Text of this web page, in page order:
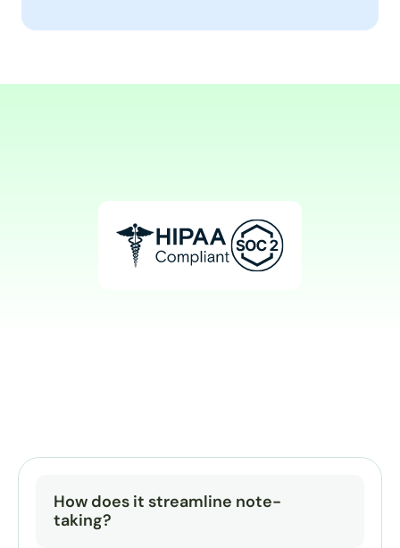
How does it streamline note-
taking?